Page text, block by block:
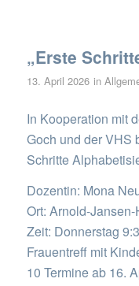
„Erste
13. April 2026 in
In Kooperation mit
Goch und der VHS
Schritte
Dozentin: Mona
Ort: Arnold-
Zeit: Donnerstag
Frauentreff mit
10 Termine ab 16.